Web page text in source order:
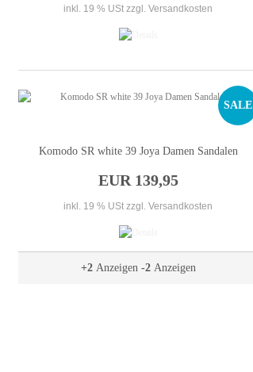
inkl. 19 % USt zzgl. Versandkosten
Komodo SR white 39 Joya Damen Sandalen
EUR 139,95
inkl. 19 % USt zzgl. Versandkosten
SALE
+2Anzeigen -2Anzeigen